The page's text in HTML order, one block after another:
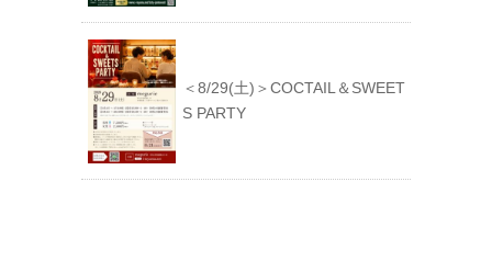
＜8/29(土)＞COCTAIL＆SWEET
S PARTY